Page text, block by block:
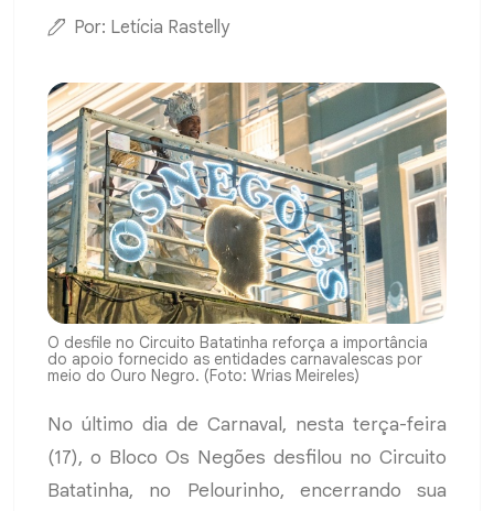
Por: Letícia Rastelly
O desfile no Circuito Batatinha reforça a importância
do apoio fornecido as entidades carnavalescas por
meio do Ouro Negro. (Foto: Wrias Meireles)
No último dia de Carnaval, nesta terça-feira
(17), o Bloco Os Negões desfilou no Circuito
Batatinha, no Pelourinho, encerrando sua